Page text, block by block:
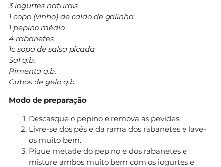
3 iogurtes naturais
1 copo (vinho) de caldo de galinha
1 pepino médio
4 rabanetes
1c sopa de salsa picada
Sal q.b.
Pimenta q.b.
Cubos de gelo q.b.
Modo de preparação
Descasque o pepino e remova as pevides.
Livre-se dos pés e da rama dos rabanetes e lave-
os muito bem.
Pique metade do pepino e dos rabanetes e
misture ambos muito bem com os iogurtes e